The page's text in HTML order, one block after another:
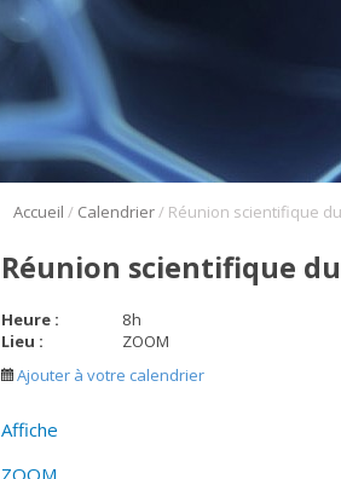
Accueil / Calendrier/
Réunion scientifique
Heure : 8h
Lieu :
ZOOM
Ajouter à votre calendrier
Affiche